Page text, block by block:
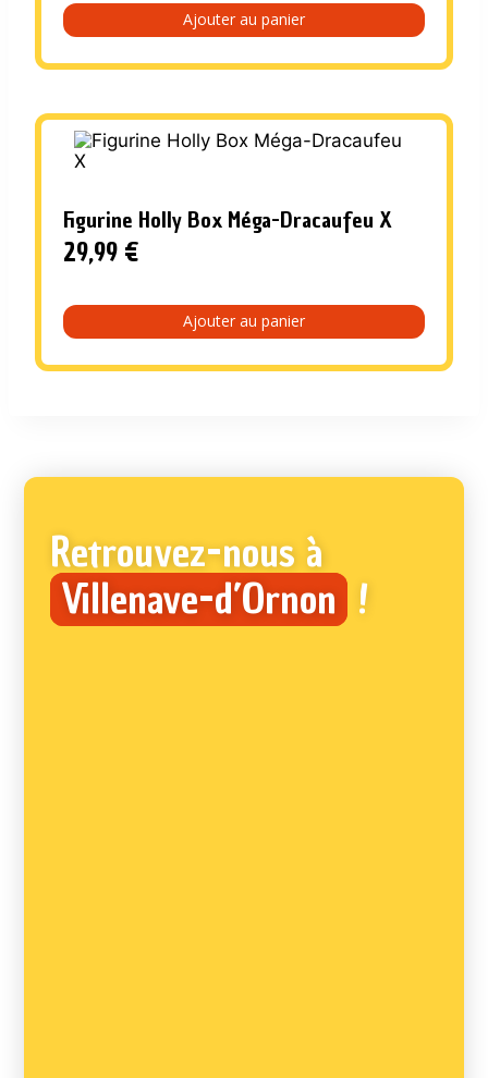
était :
150,00 €.
est :
75,00 €.
Ajouter au panier
Figurine Holly Box Méga-Dracaufeu X
29,99 €
Ajouter au panier
Retrouvez-nous à
Villenave-d’Ornon !